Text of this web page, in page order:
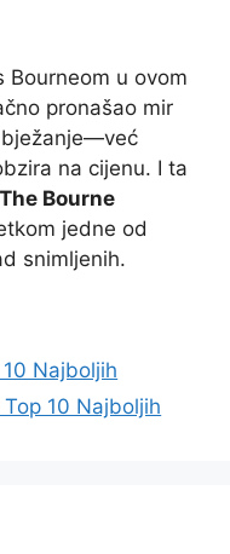
Bourneom u ovom
pronašao mir
bježanje—već
na cijenu. I ta
The Bourne
jedne od
snimljenih.
Najboljih
10 Najboljih